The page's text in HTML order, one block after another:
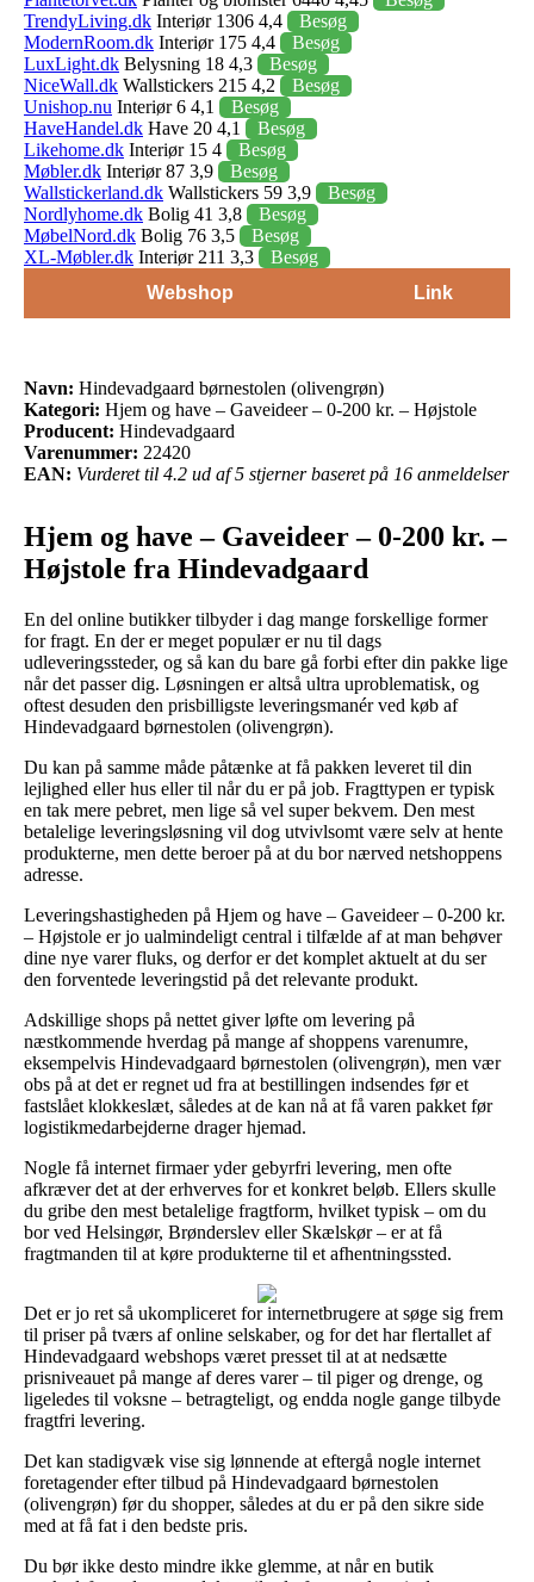
TrendyLiving.dk Interiør 1306 4,4
Besøg
ModernRoom.dk Interiør 175 4,4
Besøg
LuxLight.dk Belysning 18 4,3
Besøg
NiceWall.dk Wallstickers 215 4,2
Besøg
Unishop.nu Interiør 6 4,1
Besøg
HaveHandel.dk Have 20 4,1
Besøg
Likehome.dk Interiør 15 4
Besøg
Møbler.dk Interiør 87 3,9
Besøg
Wallstickerland.dk Wallstickers 59 3,9
Besøg
Nordlyhome.dk Bolig 41 3,8
Besøg
MøbelNord.dk Bolig 76 3,5
Besøg
XL-Møbler.dk Interiør 211 3,3
Besøg
Webshop
Link
Navn: Hindevadgaard børnestolen (olivengrøn)
Kategori: Hjem og have – Gaveideer – 0-200 kr. – Højstole
Producent: Hindevadgaard
Varenummer: 22420
EAN: Vurderet til 4.2 ud af 5 stjerner baseret på 16 anmeldelser
Hjem og have – Gaveideer – 0-200 kr. –
Højstole fra Hindevadgaard
En del online butikker tilbyder i dag mange forskellige former
for fragt. En der er meget populær er nu til dags
udleveringssteder, og så kan du bare gå forbi efter din pakke lige
når det passer dig. Løsningen er altså ultra uproblematisk, og
oftest desuden den prisbilligste leveringsmanér ved køb af
Hindevadgaard børnestolen (olivengrøn).
Du kan på samme måde påtænke at få pakken leveret til din
lejlighed eller hus eller til når du er på job. Fragttypen er typisk
en tak mere pebret, men lige så vel super bekvem. Den mest
betalelige leveringsløsning vil dog utvivlsomt være selv at hente
produkterne, men dette beroer på at du bor nærved netshoppens
adresse.
Leveringshastigheden på Hjem og have – Gaveideer – 0-200 kr.
– Højstole er jo ualmindeligt central i tilfælde af at man behøver
dine nye varer fluks, og derfor er det komplet aktuelt at du ser
den forventede leveringstid på det relevante produkt.
Adskillige shops på nettet giver løfte om levering på
næstkommende hverdag på mange af shoppens varenumre,
eksempelvis Hindevadgaard børnestolen (olivengrøn), men vær
obs på at det er regnet ud fra at bestillingen indsendes før et
fastslået klokkeslæt, således at de kan nå at få varen pakket før
logistikmedarbejderne drager hjemad.
Nogle få internet firmaer yder gebyrfri levering, men ofte
afkræver det at der erhverves for et konkret beløb. Ellers skulle
du gribe den mest betalelige fragtform, hvilket typisk – om du
bor ved Helsingør, Brønderslev eller Skælskør – er at få
fragtmanden til at køre produkterne til et afhentningssted.
Det er jo ret så ukompliceret for internetbrugere at søge sig frem
til priser på tværs af online selskaber, og for det har flertallet af
Hindevadgaard webshops været presset til at at nedsætte
prisniveauet på mange af deres varer – til piger og drenge, og
ligeledes til voksne – betragteligt, og endda nogle gange tilbyde
fragtfri levering.
Det kan stadigvæk vise sig lønnende at eftergå nogle internet
foretagender efter tilbud på Hindevadgaard børnestolen
(olivengrøn) før du shopper, således at du er på den sikre side
med at få fat i den bedste pris.
Du bør ikke desto mindre ikke glemme, at når en butik